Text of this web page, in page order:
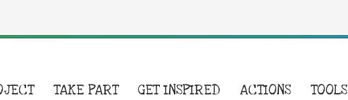
TAKE PART GET INSPIRED ACTIONS TOOLS